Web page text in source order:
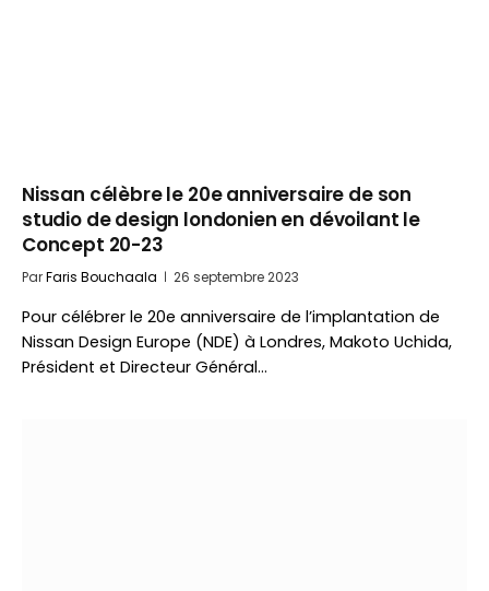
Nissan célèbre le 20e anniversaire de son
studio de design londonien en dévoilant le
Concept 20-23
ParFaris Bouchaala 26 septembre 2023
Pour célébrer le 20e anniversaire de l’implantation de
Nissan Design Europe (NDE) à Londres, Makoto Uchida,
Président et Directeur Général…